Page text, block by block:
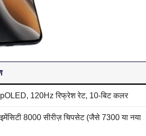
pOLED, 120Hz रिफ्रेश रेट, 10-बिट कलर
8000 सीरीज़ चिपसेट (जैसे 7300 या नया